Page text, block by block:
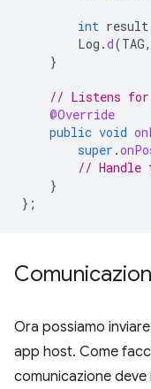
int result
Log .d(TAG,
}
// Listens for
@Override
public void
super .
// Handle
}
};
Ora possiamo
app host. Come
comunicazione deve